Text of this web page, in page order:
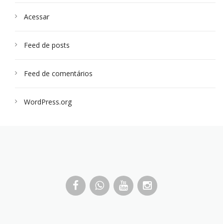
Acessar
Feed de posts
Feed de comentários
WordPress.org